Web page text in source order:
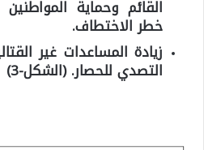
القائم وحماية
خطر الاختطاف.
زيادة المساعدات غير
التصدي للحصار. (الشكل-3)